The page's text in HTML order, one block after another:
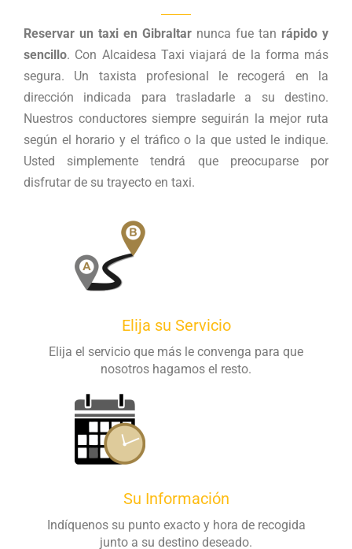
Reservar un taxi en Gibraltar nunca fue tan rápido y
sencillo. Con Alcaidesa Taxi viajará de la forma más
segura. Un taxista profesional le recogerá en la
dirección indicada para trasladarle a su destino.
Nuestros conductores siempre seguirán la mejor ruta
según el horario y el tráfico o la que usted le indique.
Usted simplemente tendrá que preocuparse por
disfrutar de su trayecto en taxi.
Elija su Servicio
Elija el servicio que más le convenga para que
nosotros hagamos el resto.
Su Información
Indíquenos su punto exacto y hora de recogida
junto a su destino deseado.